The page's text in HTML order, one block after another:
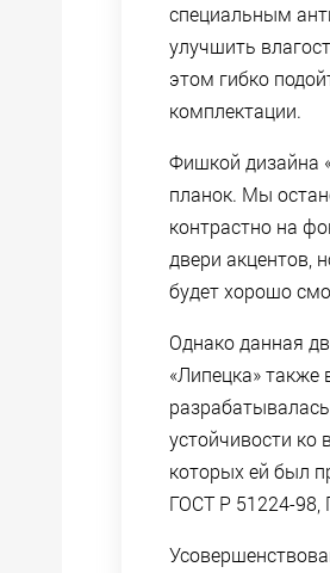
специальным
улучшить
этом гибко
комплектации.
Фишкой дизайна
планок. Мы
контрастно на
двери акцентов,
будет хорошо
Однако данная
«Липецка»
устойчивости
которых ей был
ГОСТ Р 51224-98,